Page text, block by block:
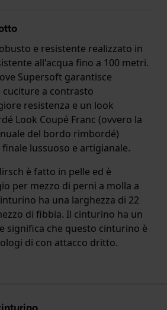
e resistente realizzato in
all'acqua fino a 100 metri.
Supersoft garantisce
a contrasto
resistenza e un look
Look Coupé Franc (ovvero la
del bordo rimbordé)
lussuoso e artigianale.
è fatto in pelle ed è
per mezzo di perni a molla a
ha una larghezza di 22
di fibbia. Il cinturino ha un
significa che questo cinturino è
di con attacco dritto.